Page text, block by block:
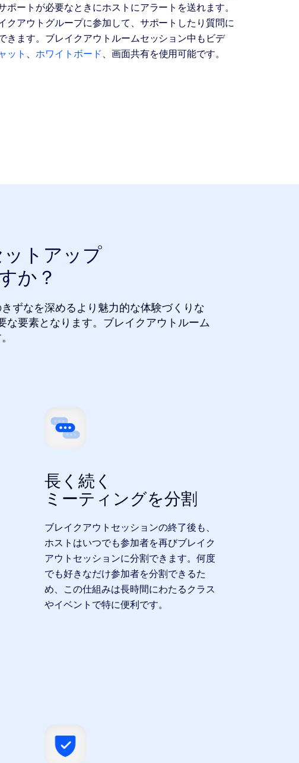
ポートが必要なときにホストにアラートを送れます。
クアウトグループに参加して、サポートしたり質問に
きます。ブレイクアウトルームセッション中もビデ
ット 、 ホワイトボード、画面共有を使用可能です。
トアップ
か？
ずなを深めるより魅力的な体験づくりな
要素となります。ブレイクアウトルーム
長く続く
ミーティングを分割
ブレイクアウトセッションの終了後も、
ホストはいつでも参加者を再びブレイク
アウトセッションに分割できます。何度
でも好きなだけ参加者を分割できるた
め、この仕組みは長時間にわたるクラス
やイベントで特に便利です。